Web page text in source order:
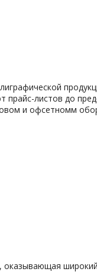
листов до
и офсетномм
широкий